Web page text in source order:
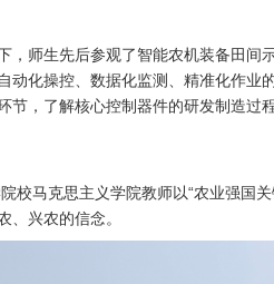
师生先后参观了智能农机装备田间
动化操控、数据化监测、精准化作
节，了解核心控制器件的研发制造过
马克思主义学院教师以“农业强国关
、兴农的信念。